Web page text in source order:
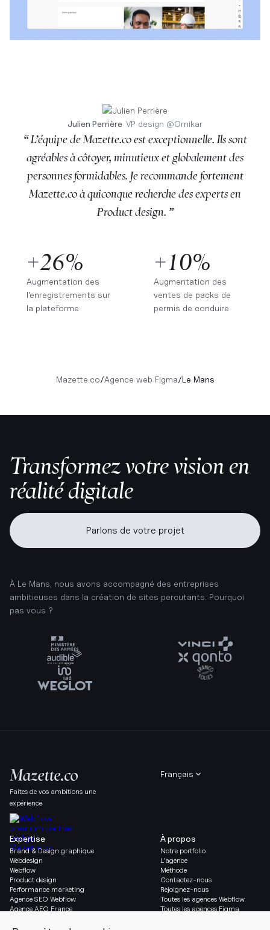
Julien Perrière VP design @Ornikar
“ L’équipe de Mazette.co est exceptionnelle. Ils sont
agréables à côtoyer, minutieux et globalement des
personnes formidables. Je recommande fortement
Mazette.co à quiconque recherche des experts en
Product design. ”
+26%
Augmentation des
l'enregistrements sur
la plateforme
+10%
Augmentation des
ventes de packs de
permis de conduire
Mazette.co/Agence web Figma/Le Mans
Transformez votre vision en
réalité digitale
Parlons de votre projet
À Le Mans, nous avons accompagné des entreprises
ambitieuses dans la création de sites percutants. Pourquoi
pas vous ?
Faites de vos ambitions une
expérience
Français
À propos
Notre portfolio
L’agence
Méthode
Contactez-nous
Rejoignez-nous
Toutes les agences Webflow
Toutes les agences Figma
Expertise
Brand & Design graphique
Webdesign
Webflow
Product design
Performance marketing
Agence SEO Webflow
Agence AEO France